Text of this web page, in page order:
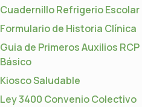
Cuadernillo Refrigerio Escolar
Formulario de Historia Clínica
Guia de Primeros Auxilios RCP
Básico
Kiosco Saludable
Ley 3400 Convenio Colectivo